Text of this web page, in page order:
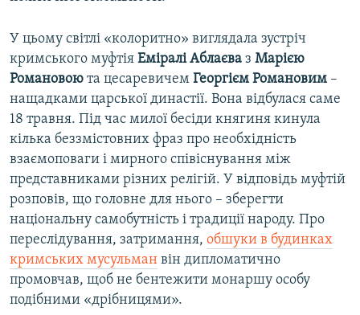
У цьому світлі «колоритно» виглядала зустріч
кримського муфтія Еміралі Аблаєва з Марією
Романовою та цесаревичем Георгієм Романовим –
нащадками царської династії. Вона відбулася саме
18 травня. Під час милої бесіди княгиня кинула
кілька беззмістовних фраз про необхідність
взаємоповаги і мирного співіснування між
представниками різних релігій. У відповідь муфтій
розповів, що головне для нього – зберегти
національну самобутність і традиції народу. Про
переслідування, затримання, обшуки в будинках
кримських мусульман він дипломатично
промовчав, щоб не бентежити монаршу особу
подібними «дрібницями».